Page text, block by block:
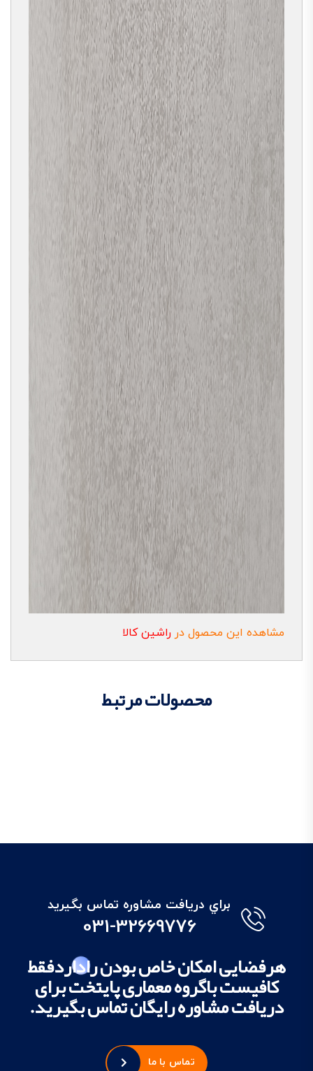
مشاهده این محصول در راشین کالا
محصولات مرتبط
براي دريافت مشاوره تماس بگيريد
031-32669776
هرفضایی امکان خاص بودن راداردفقط
کافیست باگروه معماری پایتخت برای
دریافت مشاوره رایگان تماس بگیرید.
تماس با ما